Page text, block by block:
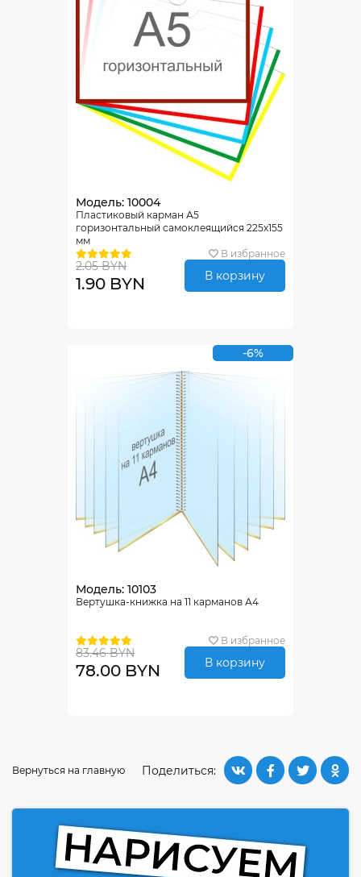
Модель: 10004
Пластиковый карман А5
горизонтальный самоклеящийся 225х155
мм
В избранное
2.05 BYN
1.90 BYN В корзину
-6%
Модель: 10103
Вертушка-книжка на 11 карманов А4
В избранное
83.46 BYN
78.00 BYN В корзину
Поделиться:
Вернуться на главную